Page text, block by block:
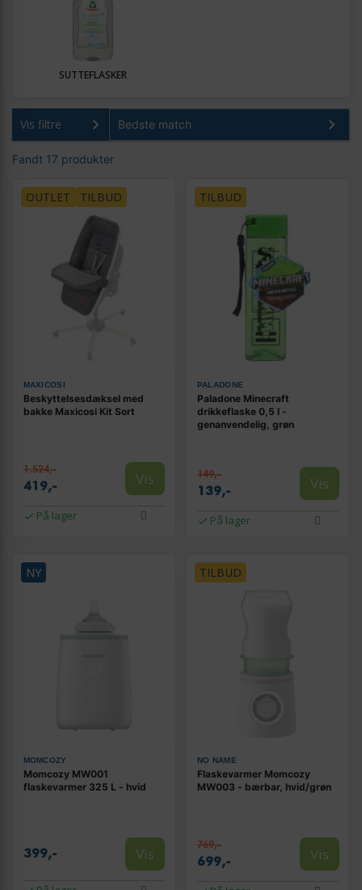
SUTTEFLASKER
Vis filtre
Fandt 17 produkter
OUTLET TILBUD
MAXICOSI
Beskyttelsesdæksel med
bakke Maxicosi Kit Sort
1.524,-
419,- Vis
På lager
TILBUD
PALADONE
Paladone Minecraft
drikkeflaske 0,5 l -
genanvendelig, grøn
149,-
139,- Vis
På lager
NY
MOMCOZY
Momcozy MW001
flaskevarmer 325 L - hvid
399,- Vis
TILBUD
NO NAME
Flaskevarmer Momcozy
MW003 - bærbar, hvid/grøn
769,-
699,- Vis